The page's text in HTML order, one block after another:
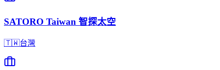
SATORO Taiwan 智探太空
🇹🇼台灣